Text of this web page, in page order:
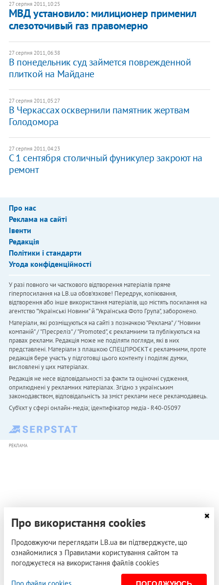
27 серпня 2011, 10:25
МВД установило: милиционер применил
слезоточивый газ правомерно
27 серпня 2011, 06:38
В понедельник суд займется поврежденной
плиткой на Майдане
27 серпня 2011, 05:27
​В Черкассах осквернили памятник жертвам
Голодомора
27 серпня 2011, 04:23
С 1 сентября столичный фуникулер закроют на
ремонт
Про нас
Реклама на сайті
Івенти
Редакція
Політики і стандарти
Угода конфіденційності
У разі повного чи часткового відтворення матеріалів пряме
гіперпосилання на LB.ua обов'язкове! Передрук, копіювання,
відтворення або інше використання матеріалів, що містять посилання на
агентство "Українськi Новини" й "Українська Фото Група", заборонено.
Матеріали, які розміщуються на сайті з позначкою "Реклама" / "Новини
компаній" / "Пресреліз" / "Promoted", є рекламними та публікуються на
правах реклами. Редакція може не поділяти погляди, які в них
представлені. Матеріали з плашкою СПЕЦПРОЄКТ є рекламними, проте
редакція бере участь у підготовці цього контенту і поділяє думки,
висловлені у цих матеріалах.
Редакція не несе відповідальності за факти та оціночні судження,
оприлюднені у рекламних матеріалах. Згідно з українським
законодавством, відповідальність за зміст реклами несе рекламодавець.
Cуб'єкт у сфері онлайн-медіа; ідентифікатор медіа - R40-05097
РЕКЛАМА
Про використання cookies
Продовжуючи переглядати LB.ua ви підтверджуєте, що
ознайомилися з Правилами користування сайтом та
погоджуєтеся на використання файлів cookies